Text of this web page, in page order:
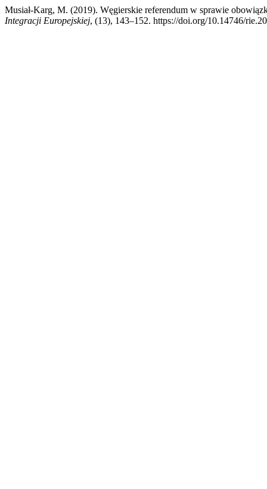
Musiał-Karg, M. (2019). Węgierskie referendum w sprawie
Integracji Europejskiej, (13), 143–152. https://doi.org/10.14746/